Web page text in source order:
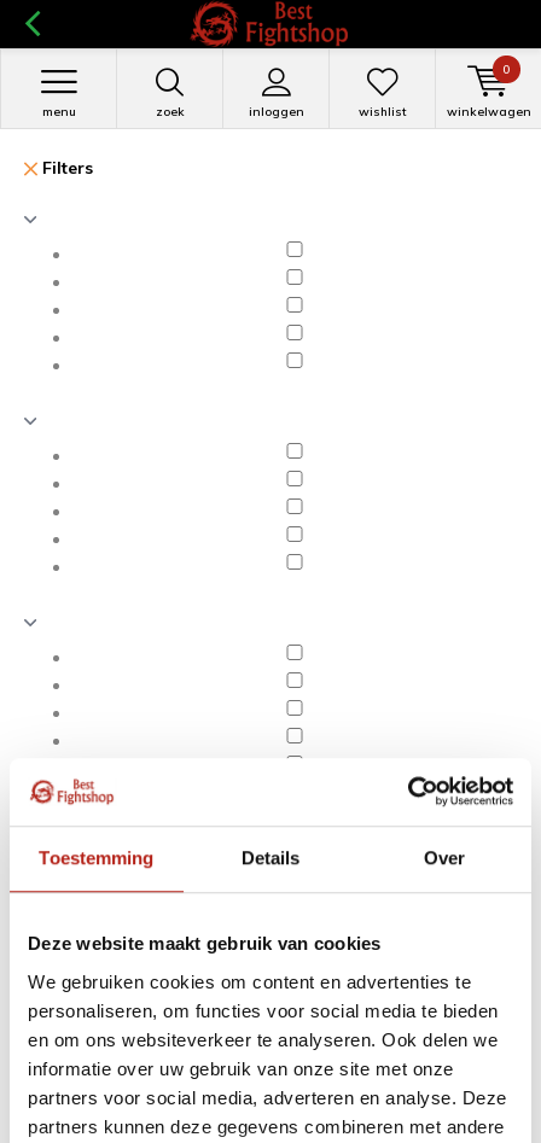
Toestemming Details Over
Deze website maakt gebruik van cookies
We gebruiken cookies om content en advertenties te
personaliseren, om functies voor social media te bieden
en om ons websiteverkeer te analyseren. Ook delen we
informatie over uw gebruik van onze site met onze
partners voor social media, adverteren en analyse. Deze
partners kunnen deze gegevens combineren met andere
zoek inloggen
menu wishlist winkelwagen
0
Filters
Apply filters
Producten getagd met 4
cm dik
Producten